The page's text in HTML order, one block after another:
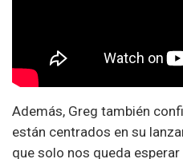
Además, Greg también
están centrados en su
que solo nos queda